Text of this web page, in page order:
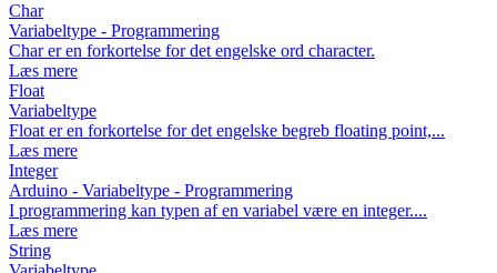
Char
Variabeltype - Programmering
Char er en forkortelse for det engelske ord character.
Læs mere
Float
Variabeltype
Float er en forkortelse for det engelske begreb floating point,...
Læs mere
Integer
Arduino - Variabeltype - Programmering
I programmering kan typen af en variabel være en integer....
Læs mere
String